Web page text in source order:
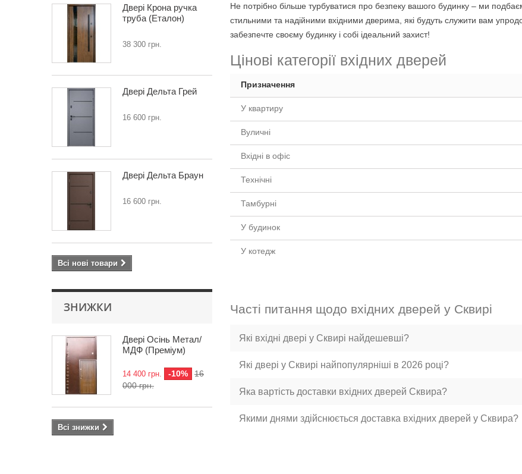
Двері Крона ручка
труба (Еталон)
38 300 грн.
Двері Дельта Грей
16 600 грн.
Двері Дельта Браун
16 600 грн.
Всі нові товари
ЗНИЖКИ
Двері Осінь Метал/
МДФ (Преміум)
14 400 грн. -10%
16
000 грн.
Всі знижки
Не потрібно більше турбуватися про безпеку вашого будинку – ми
стильними та надійними вхідними дверима, які будуть служити вам
забезпечте своєму будинку і собі ідеальний захист!
Цінові категорії вхідних дверей
Призначення
У квартиру
Вуличні
Вхідні в офіс
Технічні
Тамбурні
У будинок
У котедж
Часті питання щодо вхідних дверей у Сквирі
Які вхідні двері у Сквирі найдешевші?
Які двері у Сквирі найпопулярніші в 2026 році?
Яка вартість доставки вхідних дверей Сквира?
Якими днями здійснюється доставка вхідних дверей у Сквира?